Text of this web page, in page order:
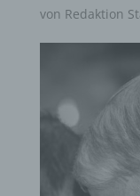
von Redaktion